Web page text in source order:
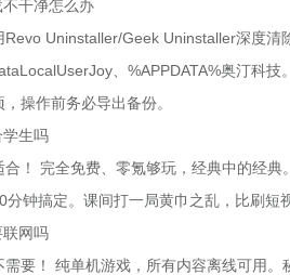
不干净怎么办
Revo Uninstaller/Geek Uninstaller深度
、%APPDATA%奥汀科
，操作前务必导出备份。
学生吗
合！ 完全免费、零氪够玩，经典中的经
分钟搞定。课间打一局黄巾之乱，比刷短
联网吗
需要！ 纯单机游戏，所有内容离线可用